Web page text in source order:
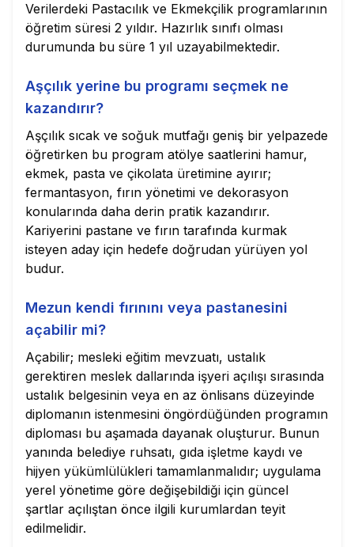
Verilerdeki Pastacılık ve Ekmekçilik programlarının
öğretim süresi 2 yıldır. Hazırlık sınıfı olması
durumunda bu süre 1 yıl uzayabilmektedir.
Aşçılık yerine bu programı seçmek ne
kazandırır?
Aşçılık sıcak ve soğuk mutfağı geniş bir yelpazede
öğretirken bu program atölye saatlerini hamur,
ekmek, pasta ve çikolata üretimine ayırır;
fermantasyon, fırın yönetimi ve dekorasyon
konularında daha derin pratik kazandırır.
Kariyerini pastane ve fırın tarafında kurmak
isteyen aday için hedefe doğrudan yürüyen yol
budur.
Mezun kendi fırınını veya pastanesini
açabilir mi?
Açabilir; mesleki eğitim mevzuatı, ustalık
gerektiren meslek dallarında işyeri açılışı sırasında
ustalık belgesinin veya en az önlisans düzeyinde
diplomanın istenmesini öngördüğünden programın
diploması bu aşamada dayanak oluşturur. Bunun
yanında belediye ruhsatı, gıda işletme kaydı ve
hijyen yükümlülükleri tamamlanmalıdır; uygulama
yerel yönetime göre değişebildiği için güncel
şartlar açılıştan önce ilgili kurumlardan teyit
edilmelidir.